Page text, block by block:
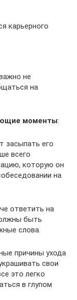
карьерного
не
на
моменты:
засыпать его
всего
которую он
на
ответить на
быть
слова.
причины ухода
свои
это легко
в глупом